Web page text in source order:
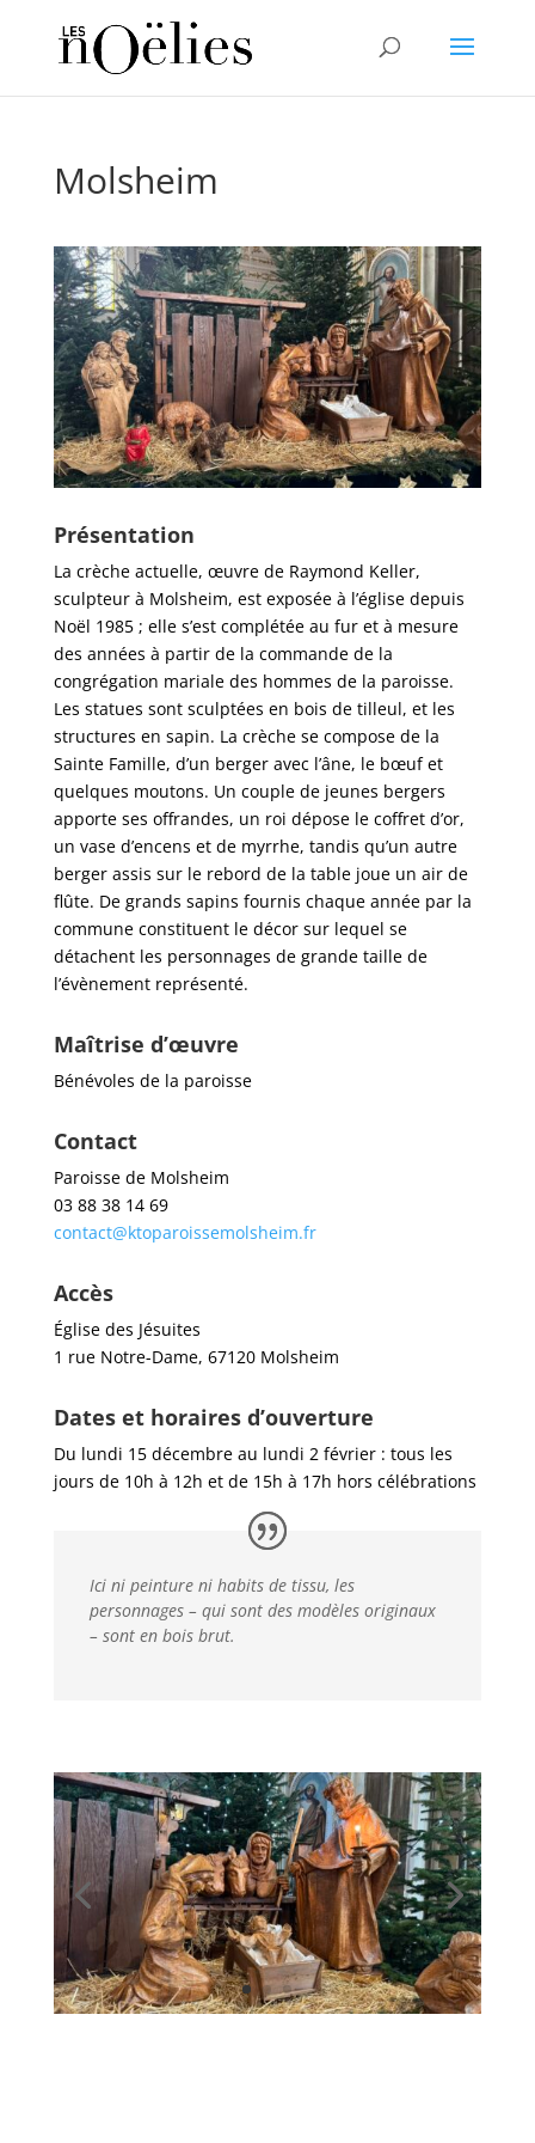
Molsheim
Présentation
La crèche actuelle, œuvre de Raymond Keller,
sculpteur à Molsheim, est exposée à l’église depuis
Noël 1985 ; elle s’est complétée au fur et à mesure
des années à partir de la commande de la
congrégation mariale des hommes de la paroisse.
Les statues sont sculptées en bois de tilleul, et les
structures en sapin. La crèche se compose de la
Sainte Famille, d’un berger avec l’âne, le bœuf et
quelques moutons. Un couple de jeunes bergers
apporte ses offrandes, un roi dépose le coffret d’or,
un vase d’encens et de myrrhe, tandis qu’un autre
berger assis sur le rebord de la table joue un air de
flûte. De grands sapins fournis chaque année par la
commune constituent le décor sur lequel se
détachent les personnages de grande taille de
l’évènement représenté.
Maîtrise d’œuvre
Bénévoles de la paroisse
Contact
Paroisse de Molsheim
03 88 38 14 69
contact@ktoparoissemolsheim.fr
Accès
Église des Jésuites
1 rue Notre-Dame, 67120 Molsheim
Dates et horaires d’ouverture
Du lundi 15 décembre au lundi 2 février : tous les
jours de 10h à 12h et de 15h à 17h hors célébrations
Ici ni peinture ni habits de tissu, les
personnages – qui sont des modèles originaux
– sont en bois brut.